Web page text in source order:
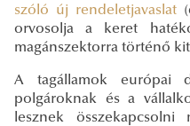
szóló új rendeletjavaslat
orvosolja a keret
magánszektorra történő
A tagállamok európai
polgároknak és a
lesznek